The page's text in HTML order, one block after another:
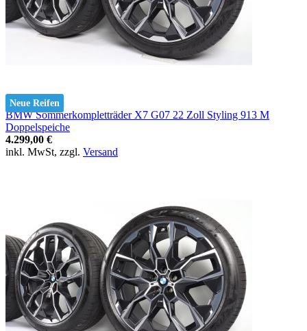
Neue Reifen
BMW Sommerkompletträder X7 G07 22 Zoll Styling 913 M
Doppelspeiche
4.299,00 €
inkl. MwSt, zzgl. Versand